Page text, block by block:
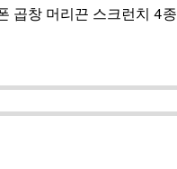
곱창 머리끈 스크런치 4